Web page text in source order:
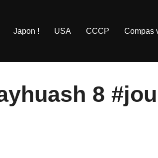
Japon ! USA CCCP Compas
8